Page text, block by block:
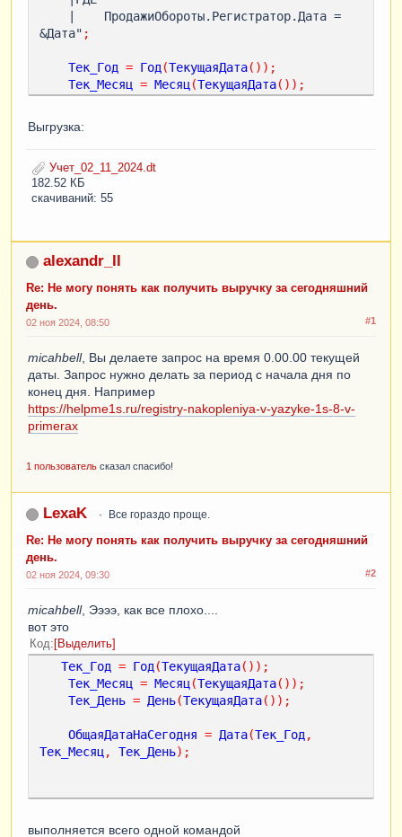
&Дата" ;
Тек_Год = Год (ТекущаяДата());
Тек_Месяц = Месяц (ТекущаяДата());
ОбщаяДатаНаСегодня
Запрос
ОбщаяДатаНаСегодня
РезультатЗапроса = Запрос.Выполнить();
ВыборкаДетальныеЗаписи
РезультатЗапроса. Выбрать();
Пока ВыборкаДетальныеЗаписи
Заработок
=
ВыборкаДетальныеЗаписи. СтоимостьОборот ;
КонецЦикла;
КонецПроцедуры
Выгрузка:
Учет_02_11_2024.dt
182.52 КБ
скачиваний: 55
alexandr_ll
Re: Не могу понять как получить выручку за сегодняшний
день.
#1
02 ноя 2024, 08:50
micahbell, Вы делаете запрос на время 0.00.00 текущей
даты. Запрос нужно делать за период с начала дня по
конец дня. Например
https://helpme1s.ru/registry-nakopleniya-v-yazyke-1s-8-v-
primerax
1 пользователь сказал спасибо!
LexaK Все гораздо проще.
Re: Не могу понять как получить выручку за сегодняшний
день.
#2
02 ноя 2024, 09:30
micahbell, Ээээ, как все плохо....
вот это
Код Выделить
Тек_Год = Год (ТекущаяДата());
Тек_Месяц = Месяц (ТекущаяДата());
Тек_День = День(ТекущаяДата());
ОбщаяДатаНаСегодня = Дата(Тек_Год ,
Тек_Месяц , Тек_День);
выполняется всего одной командой